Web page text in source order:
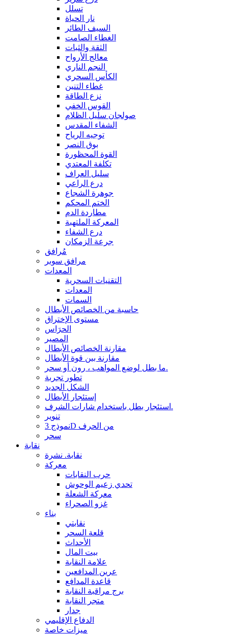
تسلل
نار الحياة
السيف الطائر
الغطاء الصامت
الثقة والثبات
معالج الأرواح
النجم الناري
الكأس السحري
غطاء التنين
نزع الطاقة
القوس الخفي
صولجان سليل الظلام
الشفاء المقدس
توجيه الرياح
بوق النصر
القوة المحظورة
تكلفة المعتدي
سليل العراف
درع الراعي
جوهرة الشجاع
الختم المحكم
مطاردة الدم
المعركة الملتهبة
درع الشفاء
جرعة الزمكان
مُرافق
مرافق سوبر
المعدات
التقنيات السحرية
المعدات
السمات
حاسبة من الخصائص الأبطال
مستوى الإختراق
الحرَاس
المصير
مقارنة الخصائص الأبطال
مقارنة بين قوة الأبطال
ما بطل لوضع المواهب ، رون أو سحر.
تطور تجربة
الشكل الجديد
إستئجار الأبطال
استئجار بطل باستخدام شارات الشرف.
تنوير
نموذج 3D من الحرف
سحر
نقابة
نقابة. نشرة
معركة
حرب النقابات
تحدي زعيم الوحوش
معركة الشعلة
غزو الصحراء
بناء
نقابتي
قلعة السحر
الأحداث
بيت المال
علامة النقابة
عرين المدافعين
قاعدة المدافع
برج مراقبة النقابة
متجر النقابة
جدار
الدفاع الإقليمي
ميزات خاصة